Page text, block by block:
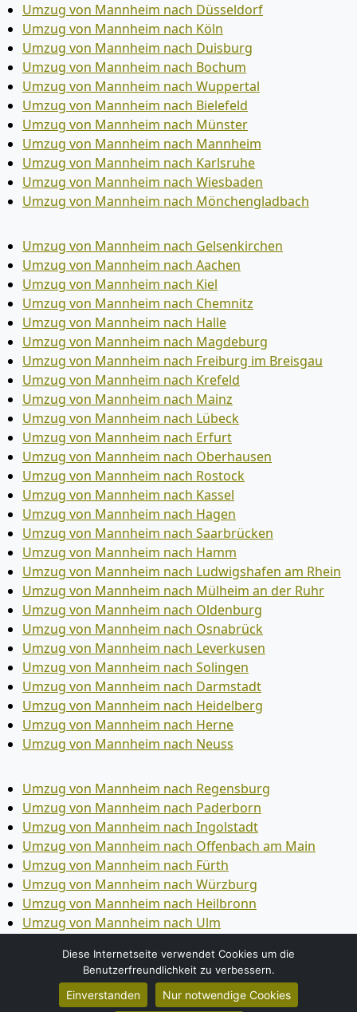
Umzug von Mannheim nach Düsseldorf
Umzug von Mannheim nach Köln
Umzug von Mannheim nach Duisburg
Umzug von Mannheim nach Bochum
Umzug von Mannheim nach Wuppertal
Umzug von Mannheim nach Bielefeld
Umzug von Mannheim nach Münster
Umzug von Mannheim nach Mannheim
Umzug von Mannheim nach Karlsruhe
Umzug von Mannheim nach Wiesbaden
Umzug von Mannheim nach Mönchen­gladbach
Umzug von Mannheim nach Gelsenkirchen
Umzug von Mannheim nach Aachen
Umzug von Mannheim nach Kiel
Umzug von Mannheim nach Chemnitz
Umzug von Mannheim nach Halle
Umzug von Mannheim nach Magdeburg
Umzug von Mannheim nach Freiburg im Breisgau
Umzug von Mannheim nach Krefeld
Umzug von Mannheim nach Mainz
Umzug von Mannheim nach Lübeck
Umzug von Mannheim nach Erfurt
Umzug von Mannheim nach Oberhausen
Umzug von Mannheim nach Rostock
Umzug von Mannheim nach Kassel
Umzug von Mannheim nach Hagen
Umzug von Mannheim nach Saarbrücken
Umzug von Mannheim nach Hamm
Umzug von Mannheim nach Ludwigshafen am Rhein
Umzug von Mannheim nach Mülheim an der Ruhr
Umzug von Mannheim nach Oldenburg
Umzug von Mannheim nach Osnabrück
Umzug von Mannheim nach Leverkusen
Umzug von Mannheim nach Solingen
Umzug von Mannheim nach Darmstadt
Umzug von Mannheim nach Heidelberg
Umzug von Mannheim nach Herne
Umzug von Mannheim nach Neuss
Umzug von Mannheim nach Regensburg
Umzug von Mannheim nach Paderborn
Umzug von Mannheim nach Ingolstadt
Umzug von Mannheim nach Offenbach am Main
Umzug von Mannheim nach Fürth
Umzug von Mannheim nach Würzburg
Umzug von Mannheim nach Heilbronn
Umzug von Mannheim nach Ulm
Umzug von Mannheim nach Wolfsburg
Umzug von Mannheim nach Bottrop
Umzug von Mannheim nach Göttingen
Diese Internetseite verwendet Cookies um die
Benutzerfreundlichkeit zu verbessern.
Einverstanden Nur notwendige Cookies